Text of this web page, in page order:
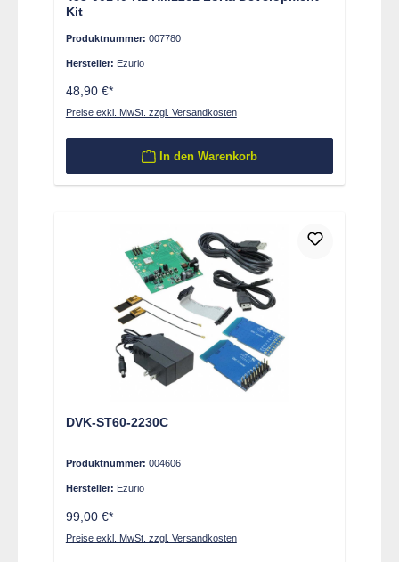
Kit
Produktnummer: 007780
Hersteller: Ezurio
48,90 €*
Preise exkl. MwSt. zzgl. Versandkosten
In den Warenkorb
DVK-ST60-2230C
Produktnummer: 004606
Hersteller: Ezurio
99,00 €*
Preise exkl. MwSt. zzgl. Versandkosten